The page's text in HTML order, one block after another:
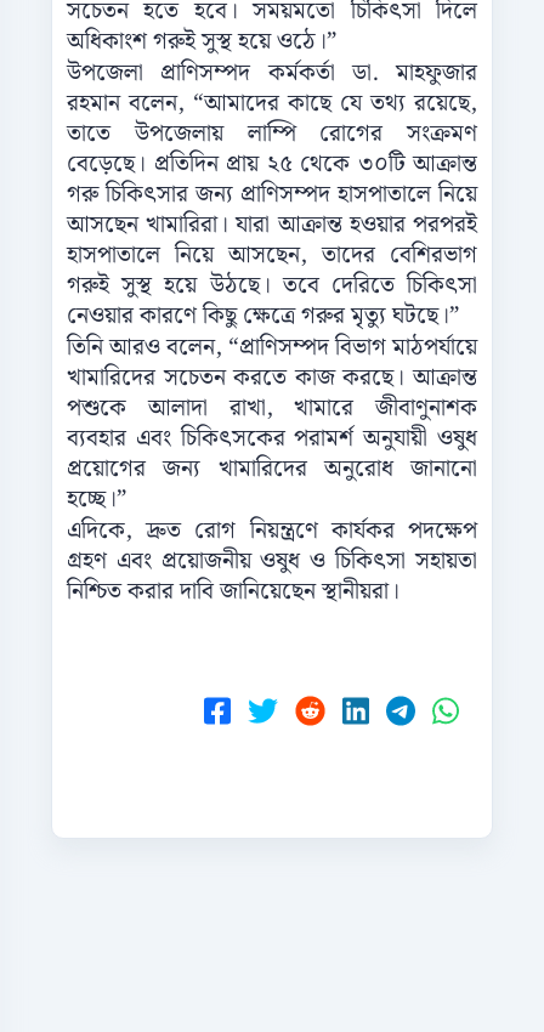
সচেতন হতে হবে। সময়মতো চিকিৎসা দিলে
অধিকাংশ গরুই সুস্থ হয়ে ওঠে।”
উপজেলা প্রাণিসম্পদ কর্মকর্তা ডা. মাহফুজার
রহমান বলেন, “আমাদের কাছে যে তথ্য রয়েছে,
তাতে উপজেলায় লাম্পি রোগের সংক্রমণ
বেড়েছে। প্রতিদিন প্রায় ২৫ থেকে ৩০টি আক্রান্ত
গরু চিকিৎসার জন্য প্রাণিসম্পদ হাসপাতালে নিয়ে
আসছেন খামারিরা। যারা আক্রান্ত হওয়ার পরপরই
হাসপাতালে নিয়ে আসছেন, তাদের বেশিরভাগ
গরুই সুস্থ হয়ে উঠছে। তবে দেরিতে চিকিৎসা
নেওয়ার কারণে কিছু ক্ষেত্রে গরুর মৃত্যু ঘটছে।”
তিনি আরও বলেন, “প্রাণিসম্পদ বিভাগ মাঠপর্যায়ে
খামারিদের সচেতন করতে কাজ করছে। আক্রান্ত
পশুকে আলাদা রাখা, খামারে জীবাণুনাশক
ব্যবহার এবং চিকিৎসকের পরামর্শ অনুযায়ী ওষুধ
প্রয়োগের জন্য খামারিদের অনুরোধ জানানো
হচ্ছে।”
এদিকে, দ্রুত রোগ নিয়ন্ত্রণে কার্যকর পদক্ষেপ
গ্রহণ এবং প্রয়োজনীয় ওষুধ ও চিকিৎসা সহায়তা
নিশ্চিত করার দাবি জানিয়েছেন স্থানীয়রা।